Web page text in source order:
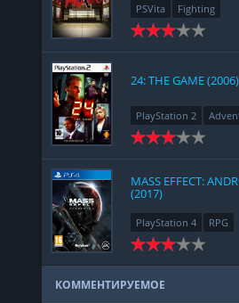
PSVita Fighting
24: THE GAME (2006)
PlayStation 2
MASS EFFECT:
(2017)
PlayStation 4 RPG
КОММЕНТИРУЕМОЕ